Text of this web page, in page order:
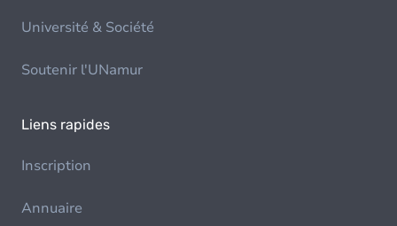
Université & Société
Soutenir l'UNamur
Liens rapides
Inscription
Annuaire